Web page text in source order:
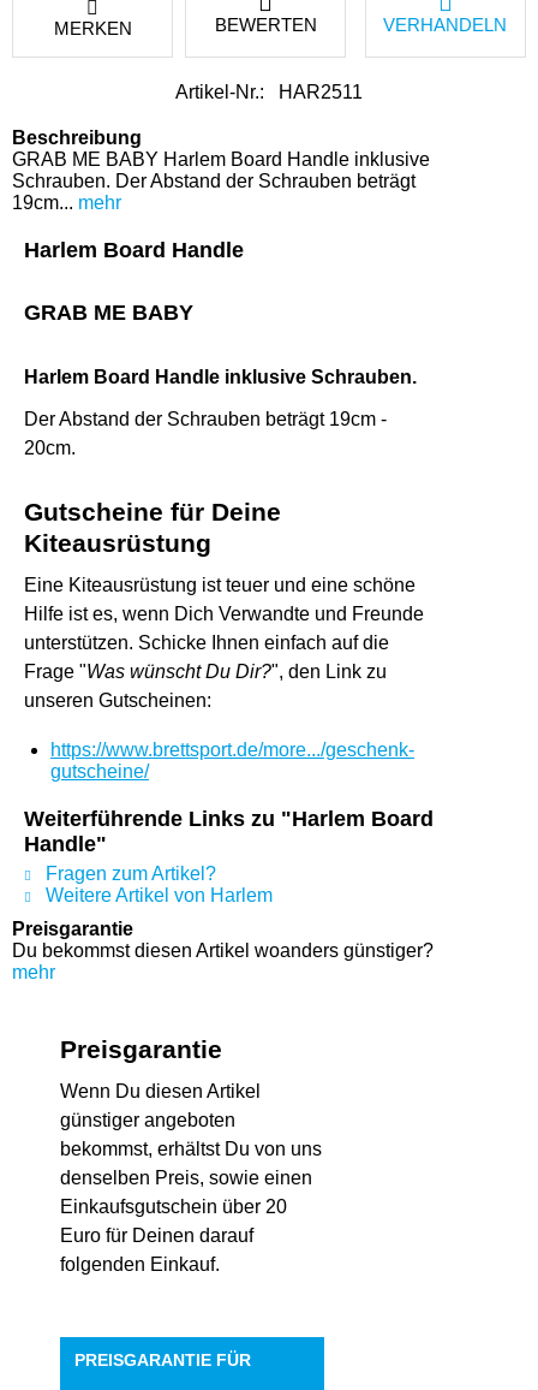
MERKEN BEWERTEN VERHANDELN
Artikel-Nr.: HAR2511
Beschreibung
GRAB ME BABY Harlem Board Handle inklusive
Schrauben. Der Abstand der Schrauben beträgt
19cm... mehr
Harlem Board Handle
GRAB ME BABY
Harlem Board Handle inklusive Schrauben.
Der Abstand der Schrauben beträgt 19cm -
20cm.
Gutscheine für Deine
Kiteausrüstung
Eine Kiteausrüstung ist teuer und eine schöne
Hilfe ist es, wenn Dich Verwandte und Freunde
unterstützen. Schicke Ihnen einfach auf die
Frage "Was wünscht Du Dir?", den Link zu
unseren Gutscheinen:
https://www.brettsport.de/more.../geschenk-
gutscheine/
Weiterführende Links zu "Harlem Board
Handle"
Fragen zum Artikel?
Weitere Artikel von Harlem
Preisgarantie
Du bekommst diesen Artikel woanders günstiger?
mehr
Preisgarantie
Wenn Du diesen Artikel
günstiger angeboten
bekommst, erhältst Du von uns
denselben Preis, sowie einen
Einkaufsgutschein über 20
Euro für Deinen darauf
folgenden Einkauf.
PREISGARANTIE FÜR